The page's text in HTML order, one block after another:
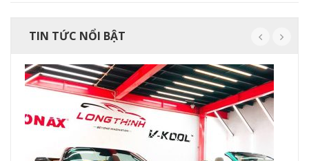
TIN TỨC NỔI BẬT